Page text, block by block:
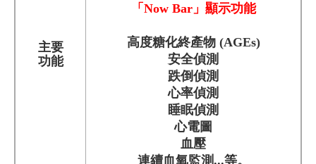
主要
功能
「Now Bar」顯示功能
高度糖化終產物 (AGEs)
安全偵測
跌倒偵測
心率偵測
睡眠偵測
心電圖
血壓
連續血氧監測...等。